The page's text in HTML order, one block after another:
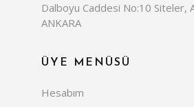
Dalboyu Caddesi No:10 Siteler,
ANKARA
ÜYE MENÜSÜ
Hesabım